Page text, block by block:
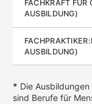
FACHKRAFT
AUSBILDUNG)
AUSBILDUNG)
* Die
sind Berufe für